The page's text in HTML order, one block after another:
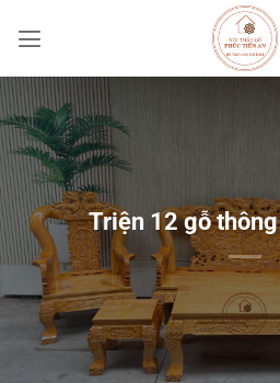
qua
dung
Triện 12 gỗ